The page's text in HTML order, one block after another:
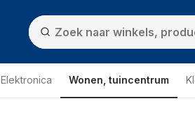
Elektronica Wonen, tuincentrum